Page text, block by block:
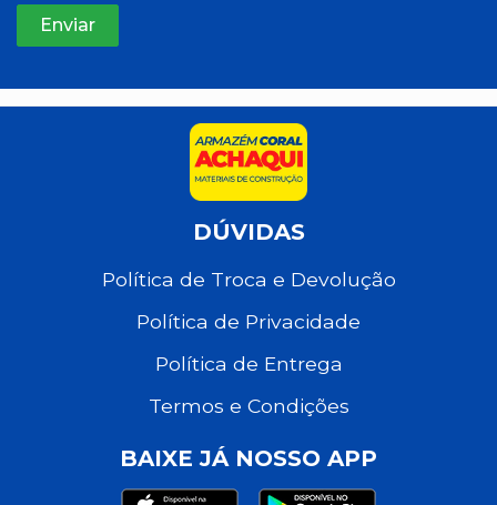
DÚVIDAS
Política de Troca e Devolução
Política de Privacidade
Política de Entrega
Termos e Condições
BAIXE JÁ NOSSO APP